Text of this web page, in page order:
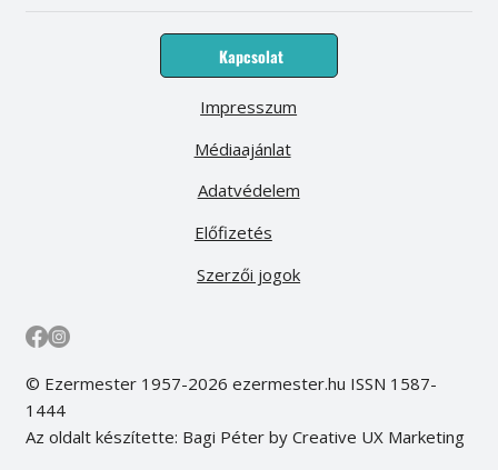
Kapcsolat
Médiaajánlat
Előfizetés
Impresszum
Adatvédelem
Szerzői jogok
© Ezermester 1957-2026 ezermester.hu ISSN 1587-
1444
Az oldalt készítette: Bagi Péter by Creative UX Marketing